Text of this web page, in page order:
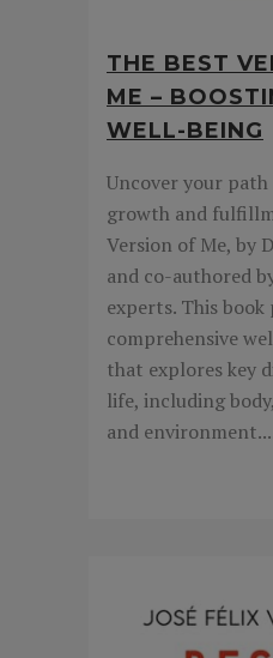
THE BEST
ME –
WELL-BEING
Uncover your
growth and
Version of Me, by
and co-authored
experts. This book
comprehensive
that explores key
life, including
and